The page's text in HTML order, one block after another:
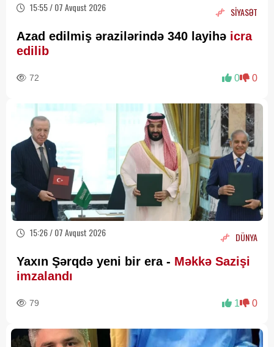
15:55 / 07 Avqust 2026 SİYASƏT
Azad edilmiş ərazilərində 340 layihə icra
edilib
72 0 0
15:26 / 07 Avqust 2026 DÜNYA
Yaxın Şərqdə yeni bir era - Məkkə Sazişi
imzalandı
79 1 0